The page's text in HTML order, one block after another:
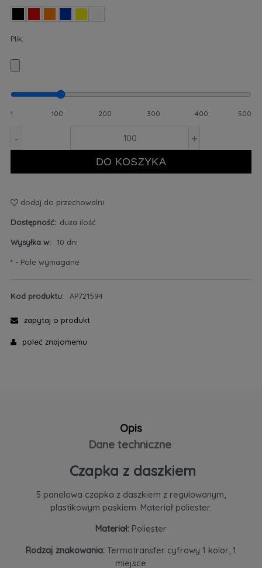
Plik:
1 100 200 300 400 500
- +
DO KOSZYKA
dodaj do przechowalni
Dostępność: duża ilość
Wysyłka w: 10 dni
* - Pole wymagane
Kod produktu: AP721594
zapytaj o produkt
poleć znajomemu
Opis
Dane techniczne
Czapka z daszkiem
5 panelowa czapka z daszkiem z regulowanym,
plastikowym paskiem. Materiał poliester.
Materiał:Poliester
Rodzaj znakowania: Termotransfer cyfrowy 1 kolor, 1
miejsce